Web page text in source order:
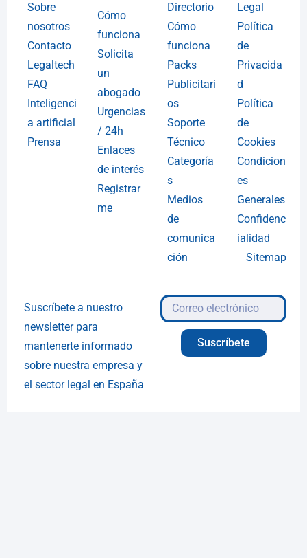
Sobre
nosotros
Contacto
Legaltech
FAQ
Inteligenci
a artificial
Prensa
Cómo
funciona
Solicita
un
abogado
Urgencias
/ 24h
Enlaces
de interés
Registrar
me
Directorio
Cómo
funciona
Packs
Publicitari
os
Soporte
Técnico
Categoría
s
Medios
de
comunica
ción
Legal
Política
de
Privacida
d
Política
de
Cookies
Condicion
es
Generales
Confidenc
ialidad
Sitemap
Suscríbete a nuestro
newsletter para
mantenerte informado
sobre nuestra empresa y
el sector legal en España
Suscríbete